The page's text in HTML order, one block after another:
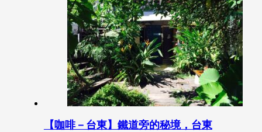
【咖啡－台東】鐵道旁的秘境，台東